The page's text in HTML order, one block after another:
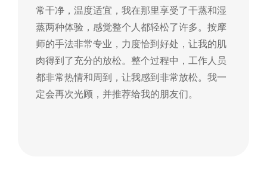
常干净，温度适宜，我在那里享受了干蒸和湿
蒸两种体验，感觉整个人都轻松了许多。按摩
师的手法非常专业，力度恰到好处，让我的肌
肉得到了充分的放松。整个过程中，工作人员
都非常热情和周到，让我感到非常放松。我一
定会再次光顾，并推荐给我的朋友们。